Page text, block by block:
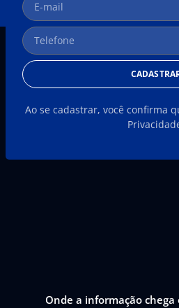
Ao se cadastrar, você confirma
Onde a informação